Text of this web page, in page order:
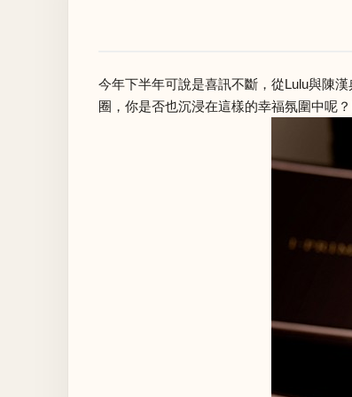
今年下半年可說是喜訊不斷，從Lulu與陳
圈，你是否也沉浸在這樣的幸福氛圍中呢